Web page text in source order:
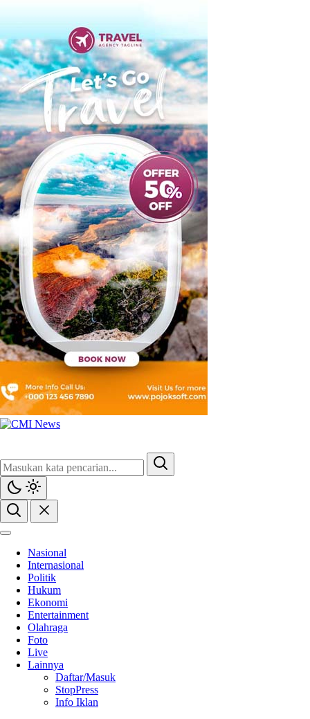
CMI News
Berani, Integritas dan Loyalitas
Nasional
Internasional
Politik
Hukum
Ekonomi
Entertainment
Olahraga
Foto
Live
Lainnya
Daftar/Masuk
StopPress
Info Iklan